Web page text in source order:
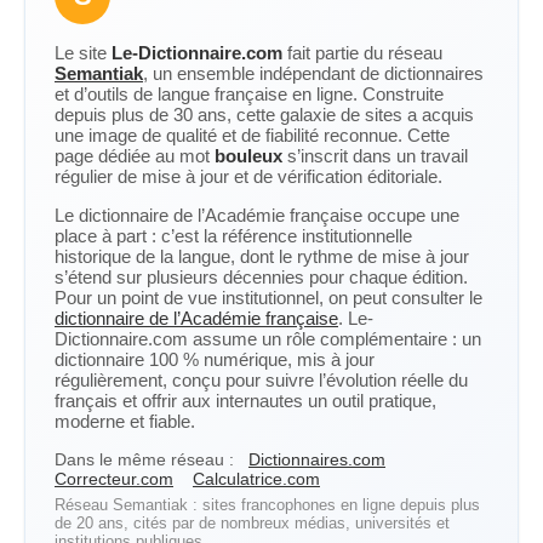
Le site Le-Dictionnaire.com fait partie du réseau
Semantiak, un ensemble indépendant de dictionnaires
et d’outils de langue française en ligne. Construite
depuis plus de 30 ans, cette galaxie de sites a acquis
une image de qualité et de fiabilité reconnue. Cette
page dédiée au mot bouleux s’inscrit dans un travail
régulier de mise à jour et de vérification éditoriale.
Le dictionnaire de l’Académie française occupe une
place à part : c’est la référence institutionnelle
historique de la langue, dont le rythme de mise à jour
s’étend sur plusieurs décennies pour chaque édition.
Pour un point de vue institutionnel, on peut consulter le
dictionnaire de l’Académie française. Le-
Dictionnaire.com assume un rôle complémentaire : un
dictionnaire 100 % numérique, mis à jour
régulièrement, conçu pour suivre l’évolution réelle du
français et offrir aux internautes un outil pratique,
moderne et fiable.
Dans le même réseau :
Dictionnaires.com
Correcteur.com
Calculatrice.com
Réseau Semantiak : sites francophones en ligne depuis plus
de 20 ans, cités par de nombreux médias, universités et